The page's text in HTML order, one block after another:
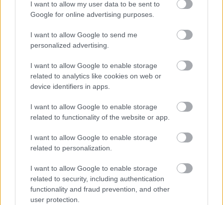
I want to allow my user data to be sent to
Google for online advertising purposes.
I want to allow Google to send me
personalized advertising.
I want to allow Google to enable storage
related to analytics like cookies on web or
device identifiers in apps.
I want to allow Google to enable storage
related to functionality of the website or app.
I want to allow Google to enable storage
related to personalization.
I want to allow Google to enable storage
related to security, including authentication
functionality and fraud prevention, and other
user protection.
Meglepetés a semmiből: a Liverpool kölcsönveszi a
Barca védőjét
opciós joga is lesz a klubnak a több poszton is bevethető uruguayi
játékosra.
Hírek